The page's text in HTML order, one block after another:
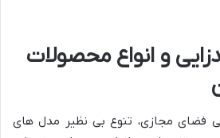
و انواع محصولات
فضای مجازی، تنوع بی نظیر مدل های